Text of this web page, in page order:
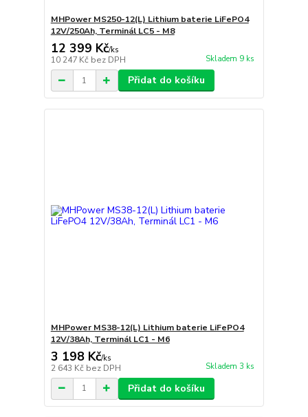
MHPower MS250-12(L) Lithium baterie LiFePO4
12V/250Ah, Terminál LC5 - M8
12 399 Kč/ks
10 247 Kč bez DPH Skladem 9 ks
Přidat do košíku
MHPower MS38-12(L) Lithium baterie LiFePO4
12V/38Ah, Terminál LC1 - M6
3 198 Kč/ks
2 643 Kč bez DPH Skladem 3 ks
Přidat do košíku